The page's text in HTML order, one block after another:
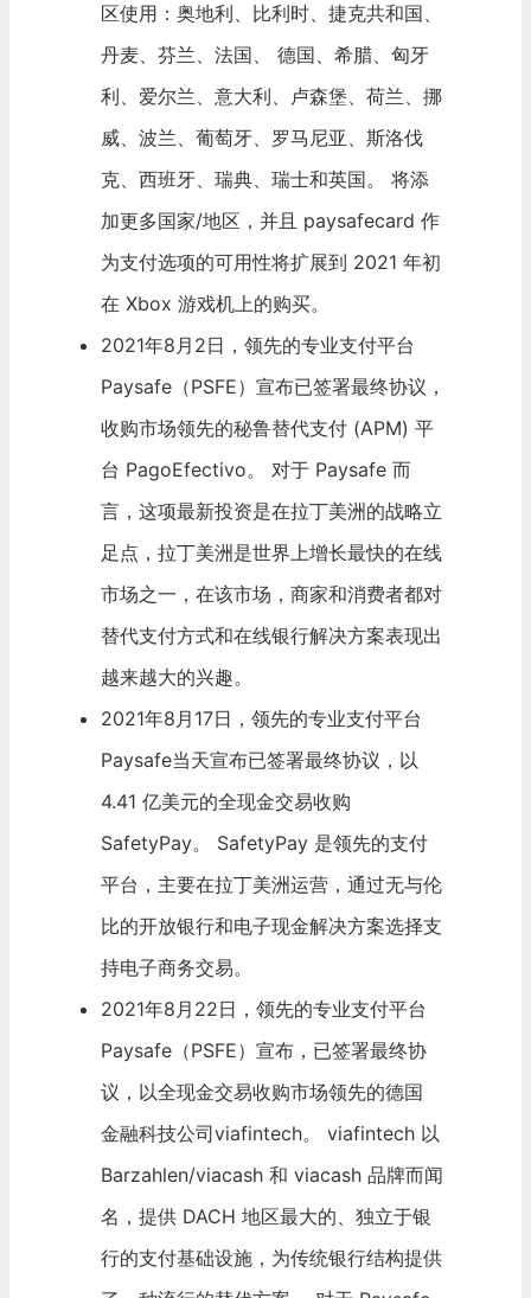
区使用：奥地利、比利时、捷克共和国、
丹麦、芬兰、法国、 德国、希腊、匈牙
利、爱尔兰、意大利、卢森堡、荷兰、挪
威、波兰、葡萄牙、罗马尼亚、斯洛伐
克、西班牙、瑞典、瑞士和英国。 将添
加更多国家/地区，并且 paysafecard 作
为支付选项的可用性将扩展到 2021 年初
在 Xbox 游戏机上的购买。
2021年8月2日，领先的专业支付平台
Paysafe（PSFE）宣布已签署最终协议，
收购市场领先的秘鲁替代支付 (APM) 平
台 PagoEfectivo。 对于 Paysafe 而
言，这项最新投资是在拉丁美洲的战略立
足点，拉丁美洲是世界上增长最快的在线
市场之一，在该市场，商家和消费者都对
替代支付方式和在线银行解决方案表现出
越来越大的兴趣。
2021年8月17日，领先的专业支付平台
Paysafe当天宣布已签署最终协议，以
4.41 亿美元的全现金交易收购
SafetyPay。 SafetyPay 是领先的支付
平台，主要在拉丁美洲运营，通过无与伦
比的开放银行和电子现金解决方案选择支
持电子商务交易。
2021年8月22日，领先的专业支付平台
Paysafe（PSFE）宣布，已签署最终协
议，以全现金交易收购市场领先的德国
金融科技公司viafintech。 viafintech 以
Barzahlen/viacash 和 viacash 品牌而闻
名，提供 DACH 地区最大的、独立于银
行的支付基础设施，为传统银行结构提供